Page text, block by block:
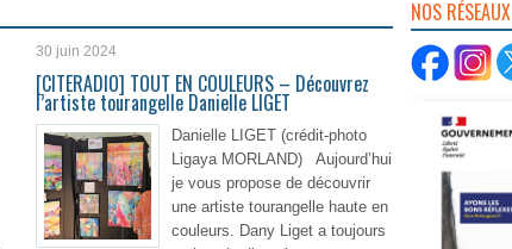
30 juin 2024
[CITERADIO] TOUT EN COULEURS – Découvrez
l’artiste tourangelle Danielle LIGET
Danielle LIGET (crédit-photo
Ligaya MORLAND) Aujourd’hui
je vous propose de découvrir
une artiste tourangelle haute en
couleurs. Dany Liget a toujours
NOS